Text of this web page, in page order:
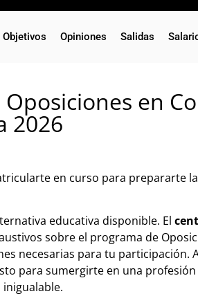
Objetivos Opiniones Salidas
en
2026
en curso para prepararte
educativa disponible. El
sobre el programa de
necesarias para tu participación.
para sumergirte en una